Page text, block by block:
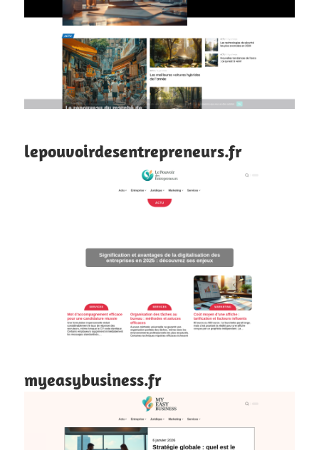
lepouvoirdesentrepreneurs.fr
myeasybusiness.fr